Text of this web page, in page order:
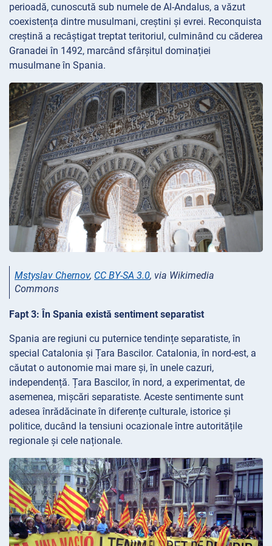
perioadă, cunoscută sub numele de Al-Andalus, a văzut
coexistența dintre musulmani, creștini și evrei. Reconquista
creștină a recâștigat treptat teritoriul, culminând cu căderea
Granadei în 1492, marcând sfârșitul dominației
musulmane în Spania.
Mstyslav Chernov, CC BY-SA 3.0, via Wikimedia
Commons
Fapt 3: În Spania există sentiment separatist
Spania are regiuni cu puternice tendințe separatiste, în
special Catalonia și Țara Bascilor. Catalonia, în nord-est, a
căutat o autonomie mai mare și, în unele cazuri,
independență. Țara Bascilor, în nord, a experimentat, de
asemenea, mișcări separatiste. Aceste sentimente sunt
adesea înrădăcinate în diferențe culturale, istorice și
politice, ducând la tensiuni ocazionale între autoritățile
regionale și cele naționale.